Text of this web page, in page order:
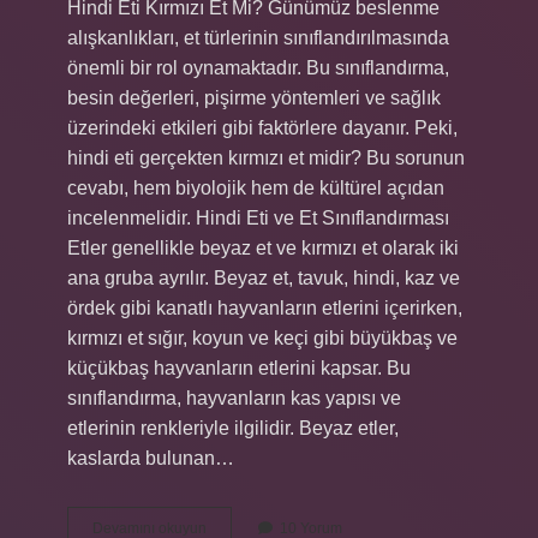
Hindi Eti Kırmızı Et Mi? Günümüz beslenme
alışkanlıkları, et türlerinin sınıflandırılmasında
önemli bir rol oynamaktadır. Bu sınıflandırma,
besin değerleri, pişirme yöntemleri ve sağlık
üzerindeki etkileri gibi faktörlere dayanır. Peki,
hindi eti gerçekten kırmızı et midir? Bu sorunun
cevabı, hem biyolojik hem de kültürel açıdan
incelenmelidir. Hindi Eti ve Et Sınıflandırması
Etler genellikle beyaz et ve kırmızı et olarak iki
ana gruba ayrılır. Beyaz et, tavuk, hindi, kaz ve
ördek gibi kanatlı hayvanların etlerini içerirken,
kırmızı et sığır, koyun ve keçi gibi büyükbaş ve
küçükbaş hayvanların etlerini kapsar. Bu
sınıflandırma, hayvanların kas yapısı ve
etlerinin renkleriyle ilgilidir. Beyaz etler,
kaslarda bulunan…
10 Yorum